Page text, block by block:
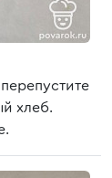
хлеб.